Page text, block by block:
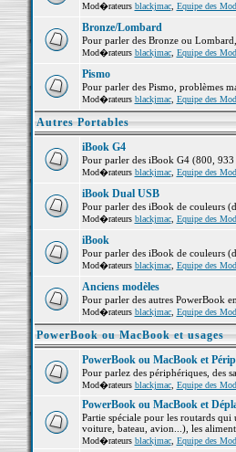
Mod�rateurs blackjmac, Equipe des
Bronze/Lombard
Pour parler des Bronze ou
Mod�rateurs blackjmac, Equipe des
Pismo
Pour parler des Pismo, problèmes
Mod�rateurs blackjmac, Equipe des
Autres Portables
iBook G4
Pour parler des iBook G4 (800,
Mod�rateurs blackjmac, Equipe des
iBook Dual USB
Pour parler des iBook de couleurs
Mod�rateurs blackjmac, Equipe des
iBook
Pour parler des iBook de couleurs
Mod�rateurs blackjmac, Equipe des
Anciens modèles
Pour parler des autres PowerBook
Mod�rateurs blackjmac, Equipe des
PowerBook ou MacBook et usages
PowerBook ou MacBook et
Pour parlez des périphériques, des
Mod�rateurs blackjmac, Equipe des
PowerBook ou MacBook et
Partie spéciale pour les routards
voiture, bateau, avion...), les
Mod�rateurs blackjmac, Equipe des